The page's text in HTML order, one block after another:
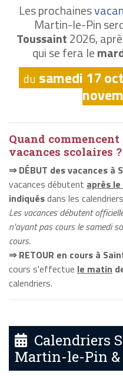
Les prochaines
Martin-le-Pin
Toussaint2026,
qui se fera le
du samedi 17
Quand
vacances scolaires ?
⇒ DÉBUT des vacances
vacances débutent après
indiquésdans les
Les vacances débutent
n'ayant pas cours le samedi
cours.
⇒ RETOUR en cours à
cours s'effectue le matin
calendriers.
Calendriers
Martin-le-Pin &